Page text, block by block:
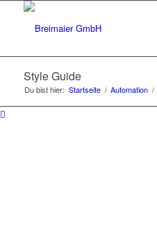
Style Guide
Du bist hier: Startseite / Automation /